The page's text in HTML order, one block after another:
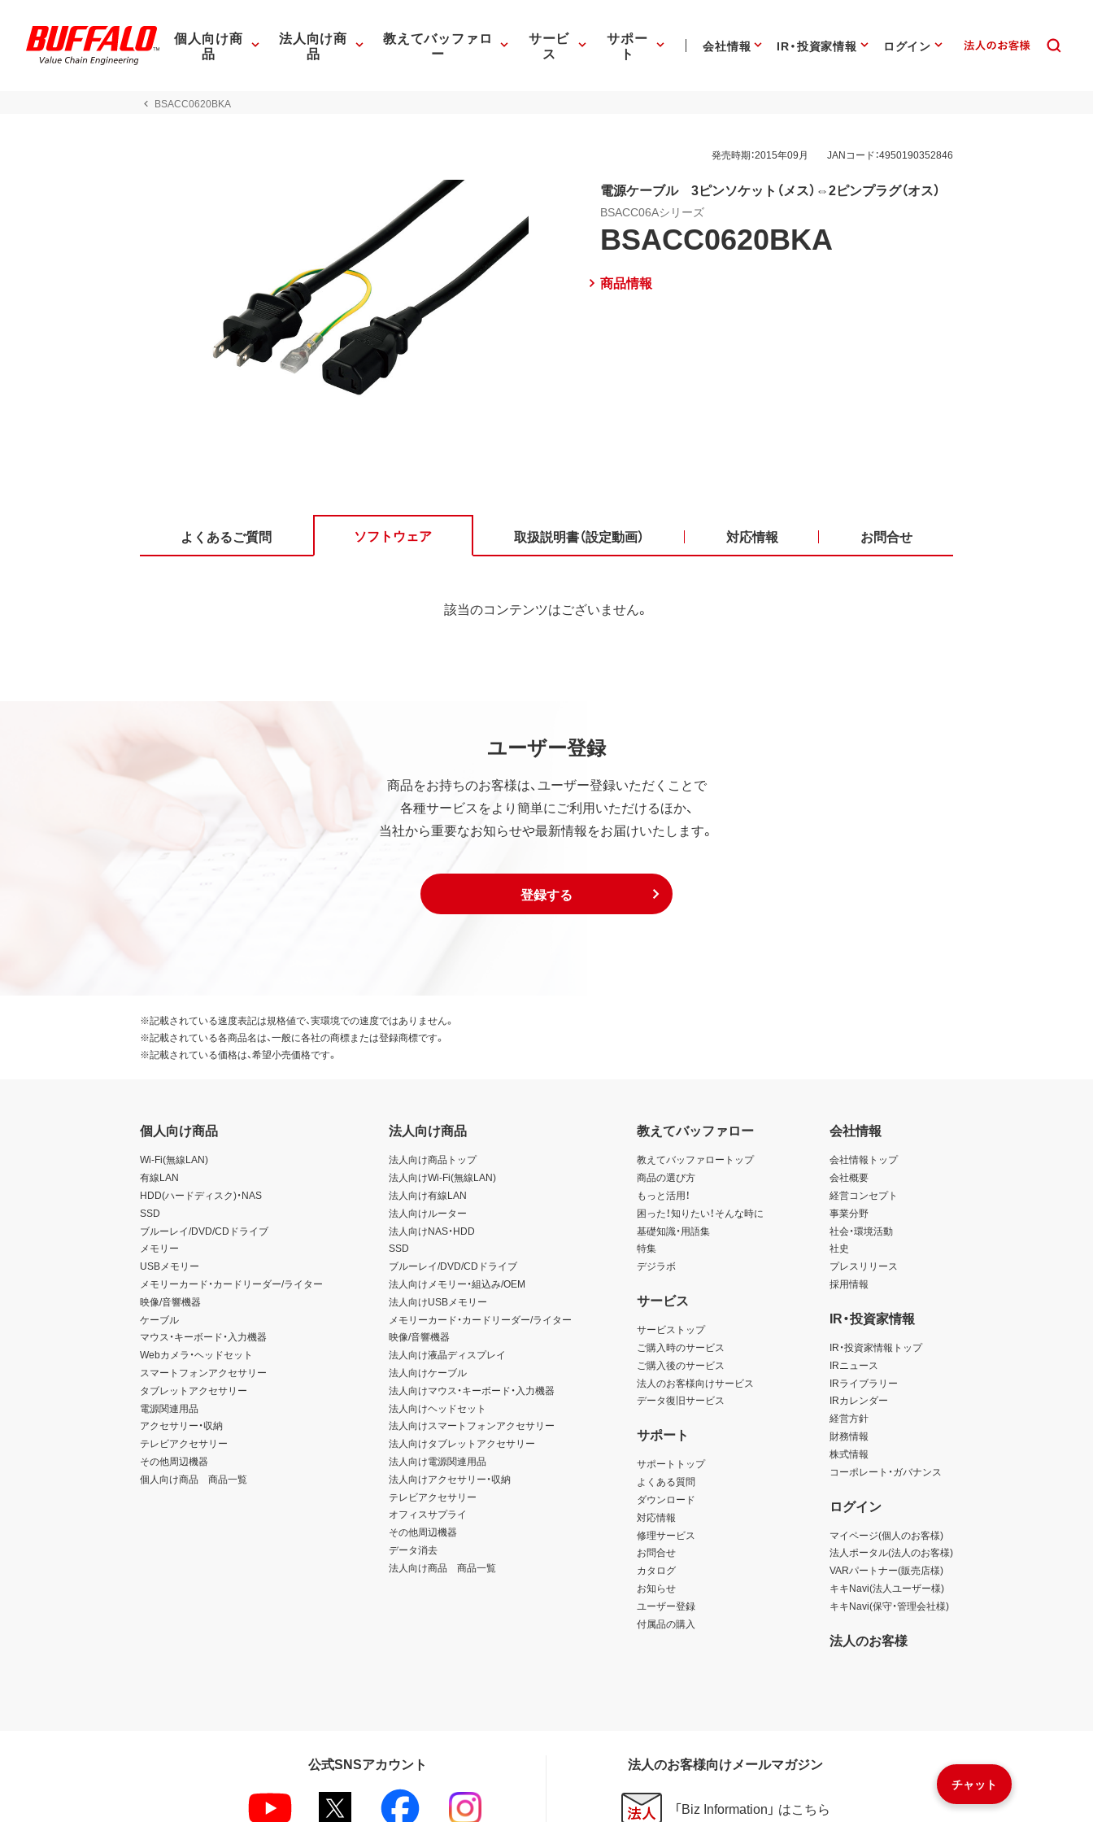
個人向け商
品
法人向け商
品
教えてバッファロ
ー
サービ
ス
サポー
ト 会社情報 IR・投資家情報 ログイン
BSACC0620BKA
発売時期：2015年09月 JANコード：4950190352846
電源ケーブル 3ピンソケット（メス）⇔2ピンプラグ（オス）
BSACC06Aシリーズ
BSACC0620BKA
商品情報
よくあるご質問 ソフトウェア 取扱説明書（設定動画） 対応情報 お問合せ
該当のコンテンツはございません。
ユーザー登録
商品をお持ちのお客様は、ユーザー登録いただくことで
各種サービスをより簡単にご利用いただけるほか、
当社から重要なお知らせや最新情報をお届けいたします。
登録する
チャット
※記載されている速度表記は規格値で、実環境での速度ではありません。
※記載されている各商品名は、一般に各社の商標または登録商標です。
※記載されている価格は、希望小売価格です。
個人向け商品
Wi-Fi(無線LAN)
有線LAN
HDD(ハードディスク)・NAS
SSD
ブルーレイ/DVD/CDドライブ
メモリー
USBメモリー
メモリーカード・カードリーダー/ライター
映像/音響機器
ケーブル
マウス・キーボード・入力機器
Webカメラ・ヘッドセット
スマートフォンアクセサリー
タブレットアクセサリー
電源関連用品
アクセサリー・収納
テレビアクセサリー
その他周辺機器
個人向け商品 商品一覧
法人向け商品
法人向け商品トップ
法人向けWi-Fi(無線LAN)
法人向け有線LAN
法人向けルーター
法人向けNAS・HDD
SSD
ブルーレイ/DVD/CDドライブ
法人向けメモリー・組込み/OEM
法人向けUSBメモリー
メモリーカード・カードリーダー/ライター
映像/音響機器
法人向け液晶ディスプレイ
法人向けケーブル
法人向けマウス・キーボード・入力機器
法人向けヘッドセット
法人向けスマートフォンアクセサリー
法人向けタブレットアクセサリー
法人向け電源関連用品
法人向けアクセサリー・収納
テレビアクセサリー
オフィスサプライ
その他周辺機器
データ消去
法人向け商品 商品一覧
教えてバッファロー
教えてバッファロートップ
商品の選び方
もっと活用！
困った！知りたい！そんな時に
基礎知識・用語集
特集
デジラボ
サービス
サービストップ
ご購入時のサービス
ご購入後のサービス
法人のお客様向けサービス
データ復旧サービス
サポート
サポートトップ
よくある質問
ダウンロード
対応情報
修理サービス
お問合せ
カタログ
お知らせ
ユーザー登録
付属品の購入
会社情報
会社情報トップ
会社概要
経営コンセプト
事業分野
社会・環境活動
社史
プレスリリース
採用情報
IR・投資家情報
IR・投資家情報トップ
IRニュース
IRライブラリー
IRカレンダー
経営方針
財務情報
株式情報
コーポレート・ガバナンス
ログイン
マイページ(個人のお客様)
法人ポータル(法人のお客様)
VARパートナー(販売店様)
キキNavi(法人ユーザー様)
キキNavi(保守・管理会社様)
法人のお客様
公式SNSアカウント 法人のお客様向けメールマガジン
「Biz Information」 はこちら